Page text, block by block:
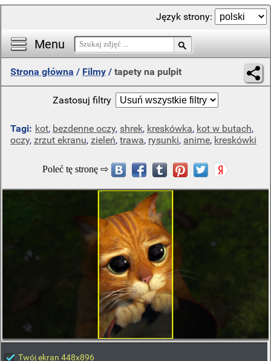
Menu
Język strony:
Strona główna / Filmy / tapety na pulpit
Zastosuj filtry
Tagi: kot, bezdenne oczy, shrek, kreskówka, kot w butach,
oczy, zrzut ekranu, zieleń, trawa, rysunki, anime, kreskówki
Twój ekran 448x896